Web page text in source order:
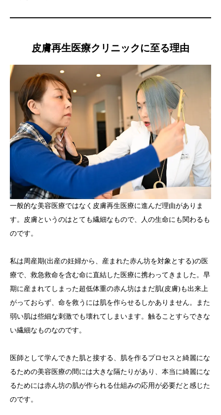
皮膚再生医療クリニックに至る理由
一般的な美容医療ではなく皮膚再生医療に進んだ理由がありま
す。皮膚というのはとても繊細なもので、人の生命にも関わるも
のです。
私は周産期(出産の妊婦から、産まれた赤ん坊を対象とする)の医
療で、救急救命を含む命に直結した医療に携わってきました。早
期に産まれてしまった超低体重の赤ん坊はまだ肌(皮膚)も出来上
がっておらず、命を救うには肌を作らせるしかありません。また
弱い肌は些細な刺激でも壊れてしまいます。触ることすらできな
い繊細なものなのです。
医師として学んできた肌と接する、肌を作るプロセスと綺麗にな
るための美容医療の間には大きな隔たりがあり、本当に綺麗にな
るためには赤ん坊の肌が作られる仕組みの応用が必要だと感じた
のです。